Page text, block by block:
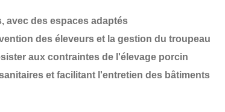
avec des espaces adaptés
des éleveurs et la gestion du troupeau
aux contraintes de l'élevage porcin
et facilitant l'entretien des bâtiments